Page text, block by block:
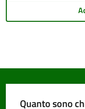
Seguici
Quanto sono